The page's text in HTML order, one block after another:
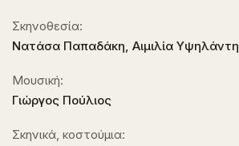
Σκηνοθεσία:
Νατάσα Παπαδάκη, Αιμιλία Υψηλάντη
Μουσική:
Γιώργος Πούλιος
Σκηνικά, κοστούμια: